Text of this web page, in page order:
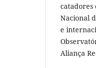
catadores
Nacional
e
Aliança